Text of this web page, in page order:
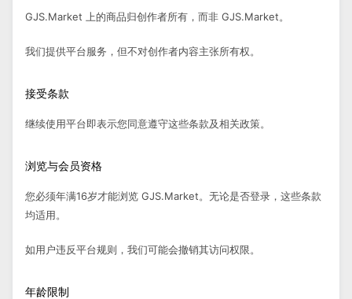
GJS.Market 上的商品归创作者所有，而非 GJS.Market。
我们提供平台服务，但不对创作者内容主张所有权。
接受条款
继续使用平台即表示您同意遵守这些条款及相关政策。
浏览与会员资格
您必须年满16岁才能浏览 GJS.Market。无论是否登录，这些条款
均适用。
如用户违反平台规则，我们可能会撤销其访问权限。
年龄限制